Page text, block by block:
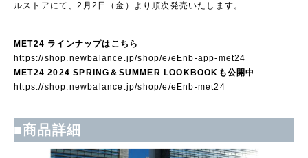
ルストアにて、2月2日（金）より順次発売いたします。
MET24 ラインナップはこちら
https://shop.newbalance.jp/shop/e/eEnb-app-met24
MET24 2024 SPRING＆SUMMER LOOKBOOKも公開中
https://shop.newbalance.jp/shop/e/eEnb-met24
■商品詳細